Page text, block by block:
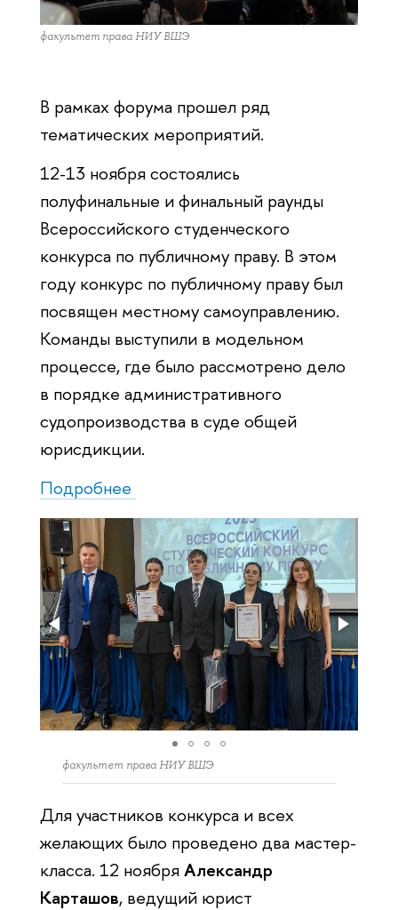
факультет права НИУ ВШЭ
В рамках форума прошел ряд
тематических мероприятий.
12-13 ноября состоялись
полуфинальные и финальный раунды
Всероссийского студенческого
конкурса по публичному праву. В этом
году конкурс по публичному праву был
посвящен местному самоуправлению.
Команды выступили в модельном
процессе, где было рассмотрено дело
в порядке административного
судопроизводства в суде общей
юрисдикции.
Подробнее
факультет права НИУ ВШЭ
Для участников конкурса и всех
желающих было проведено два мастер-
класса. 12 ноябряАлександр
Карташов, ведущий юрист